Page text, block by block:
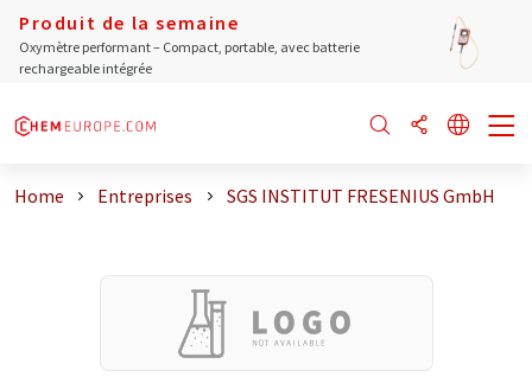
Produit de la semaine
Oxymètre performant – Compact, portable, avec batterie
rechargeable intégrée
Home Entreprises SGS INSTITUT FRESENIUS GmbH